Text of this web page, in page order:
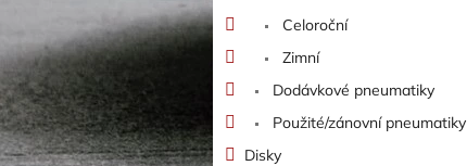
Celoroční
Zimní
Dodávkové pneumatiky
Použité/zánovní pneumatiky
Disky